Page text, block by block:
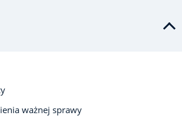
ważnej sprawy